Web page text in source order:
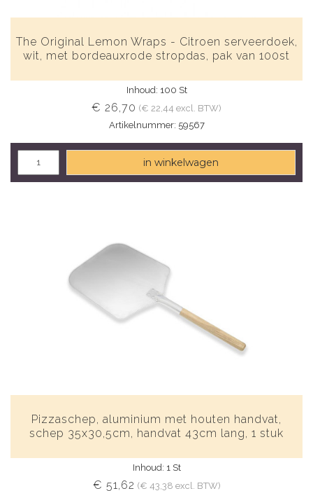
The Original Lemon Wraps - Citroen serveerdoek,
wit, met bordeauxrode stropdas, pak van 100st
Inhoud: 100 St
€ 26,70 (€ 22,44 excl. BTW)
Artikelnummer: 59567
in winkelwagen
Pizzaschep, aluminium met houten handvat,
schep 35x30,5cm, handvat 43cm lang, 1 stuk
Inhoud: 1 St
€ 51,62 (€ 43,38 excl. BTW)